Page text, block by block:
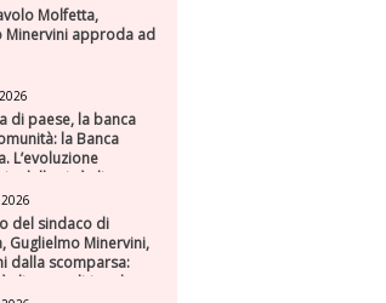
Molfetta,
Minervini approda ad
di paese, la banca
la Banca
L’evoluzione
della città di
seconda)
del sindaco di
Guglielmo Minervini,
dalla scomparsa:
di una politica che